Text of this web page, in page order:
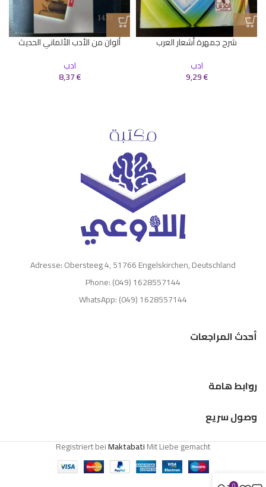
شرح جمهرة أشعار العرب
ادب
9,29€
ألوان من الأدب الألماني الحديث
ادب
8,37€
Adresse: Obersteeg 4, 51766 Engelskirchen, Deutschland
Phone: (049) 1628557144
WhatsApp: (049) 1628557144
أحدث المراجعات
روابط هامة
وصول سريع
Registriert beiMaktabatiMit Liebe gemacht